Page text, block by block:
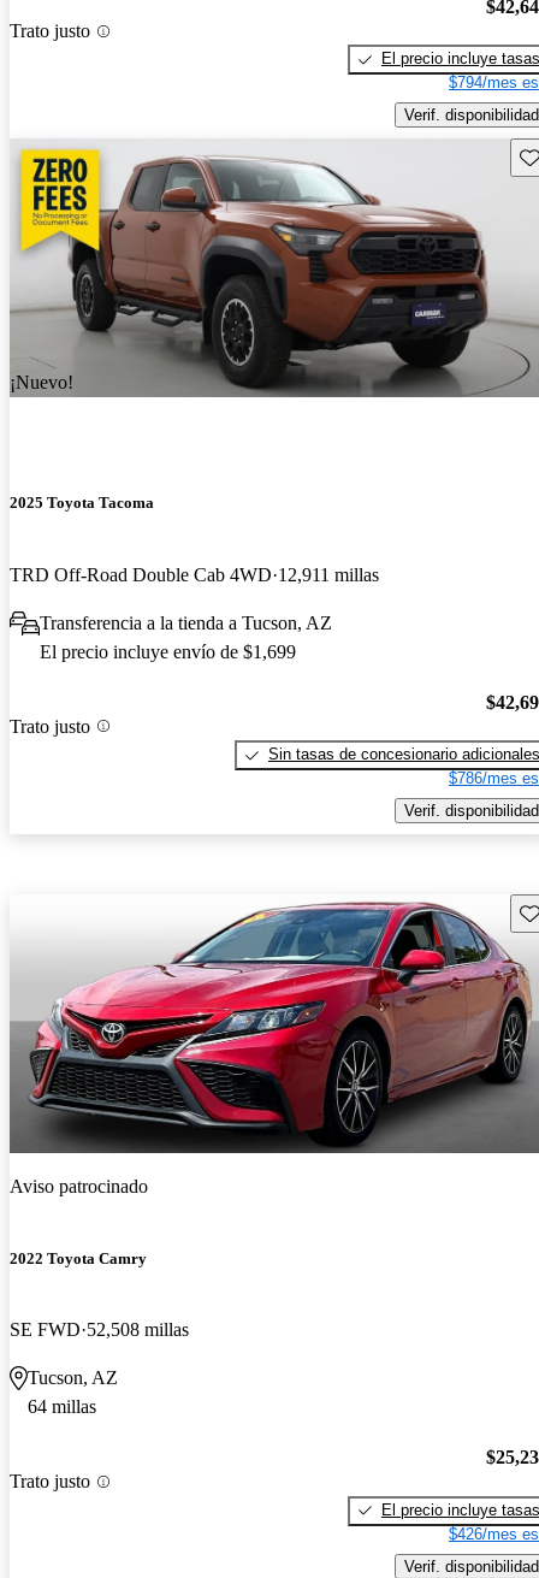
Trato justo
El precio incluye tasas
$794/mes
Verif. disponibilidad
¡Nuevo!
2025 Toyota Tacoma
TRD Off-Road Double Cab 4WD 12,911 millas
Transferencia a la tienda a Tucson, AZ
El precio incluye envío de $1,699
Trato justo
Sin tasas de concesionario adicionales
$786/mes
Verif. disponibilidad
Aviso patrocinado
2022 Toyota Camry
SE FWD 52,508 millas
Tucson, AZ
64 millas
Trato justo
El precio incluye tasas
$426/mes
Verif. disponibilidad